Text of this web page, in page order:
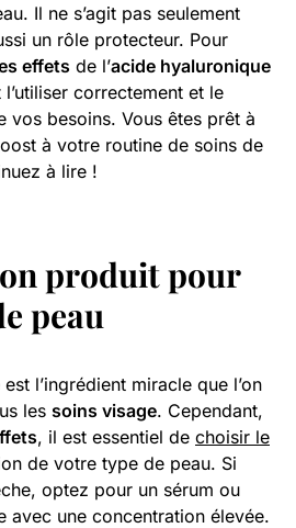
Il ne s’agit pas seulement
un rôle protecteur. Pour
effets de l’acide hyaluronique
correctement et le
vos besoins. Vous êtes prêt à
à votre routine de soins de
à lire !
produitpour
peau
est l’ingrédient miracle que l’on
les soins visage. Cependant,
, il est essentiel de choisir le
de votre type de peau. Si
optez pour un sérum ou
avec une concentration élevée.